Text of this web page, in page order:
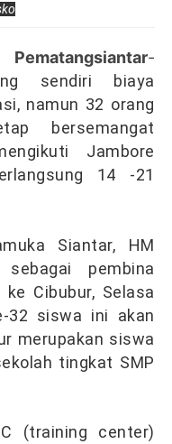
-
sendiri biaya
namun 32 orang
bersemangat
Jambore
14 -21
Siantar, HM
pembina
Cibubur, Selasa
32 siswa ini akan
merupakan siswa
tingkat SMP
(training center)